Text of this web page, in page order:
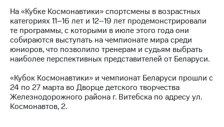
Раскрытие
информации
Информация
акционерам
Документы
ПАО
"МТС"
Собрания
акционеров
Личный
кабинет
акционера
На «Кубке Космонавтики» спортсмены в возрастных
категориях 11–16 лет и 12–19 лет продемонстрировали
те программы, с которыми в июле этого года они
собираются выступать на чемпионате мира среди
юниоров, что позволило тренерам и судьям выбрать
наиболее перспективных представителей от Беларуси.
«Кубок Космонавтики» и чемпионат Беларуси прошли с
24 по 27 марта во Дворце детского творчества
Железнодорожного района г. Витебска по адресу ул.
Космонавтов, 2.